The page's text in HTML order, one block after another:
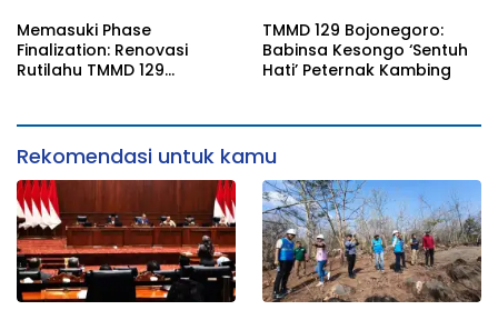
Kajian Rencana Proyek
SUTET 500 kV Paiton–
Watudodol/Kalipuro
Memasuki Phase
Finalization: Renovasi
Rutilahu TMMD 129
TMMD 129 Bojonegoro:
Babinsa Kesongo ‘Sentuh
Hati’ Peternak Kambing
Rekomendasi untuk kamu